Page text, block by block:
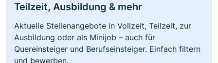
Teilzeit, Ausbildung & mehr
Aktuelle Stellenangebote in Vollzeit, Teilzeit, zur
Ausbildung oder als Minijob – auch für
Quereinsteiger und Berufseinsteiger. Einfach filtern
und bewerben.